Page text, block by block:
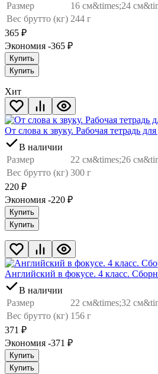
Размер
16 см&times;24
Вес брутто (кг) 244 г
365 ₽
Экономия -365 ₽
Купить
Купить
Хит
От слова к звуку. Рабочая тетрадь
В наличии
Размер
22 см&times;26
Вес брутто (кг) 300 г
220 ₽
Экономия -220 ₽
Купить
Купить
Английский в фокусе. 4 класс.
В наличии
Размер
22 см&times;32
Вес брутто (кг) 156 г
371 ₽
Экономия -371 ₽
Купить
Купить